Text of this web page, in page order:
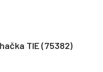
TIE (75382)